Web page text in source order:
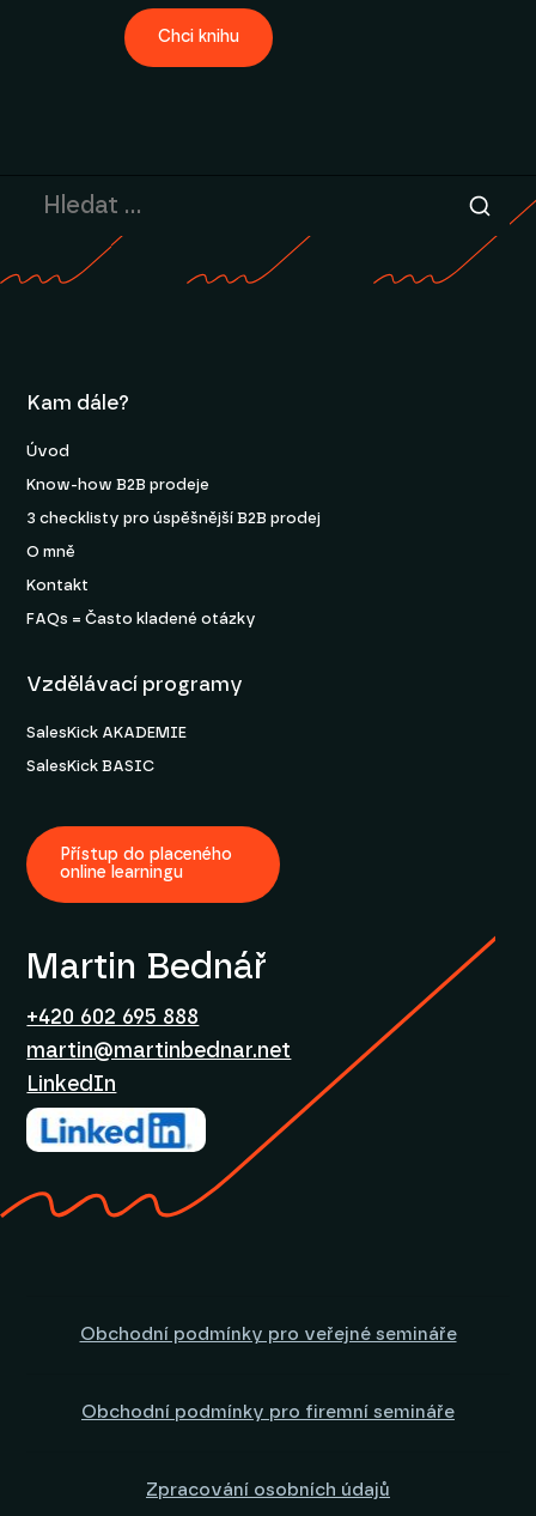
Chci knihu
Kam dále?
Úvod
Know-how B2B prodeje
3 checklisty pro úspěšnější B2B prodej
O mně
Kontakt
FAQs = Často kladené otázky
Vzdělávací programy
SalesKick AKADEMIE
SalesKick BASIC
Přístup do placeného
online learningu
Martin Bednář
+420 602 695 888
martin@martinbednar.net
LinkedIn
Obchodní podmínky pro veřejné semináře
Obchodní podmínky pro firemní semináře
Zpracování osobních údajů